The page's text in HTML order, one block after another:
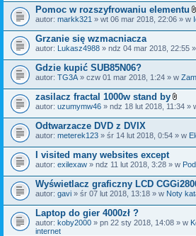
Pomoc w rozszyfrowaniu elementu
autor: markk321 » wt 06 mar 2018, 22:06 » w
Grzanie się wzmacniacza
autor: Lukasz4988 » ndz 04 mar 2018, 22:55
Gdzie kupić SUB85N06?
autor: TG3A » czw 01 mar 2018, 1:24 » w
zasilacz fractal 1000w stand by
Z
ł
c
z
i
i
autor: uzumymw46 » ndz 18 lut 2018, 11:34 »
Odtwarzacze DVD z DVIX
autor: meterek123 » śr 14 lut 2018, 0:54 » w
I visited many websites except
autor: exilexaw » ndz 11 lut 2018, 3:28 » w
Wyświetlacz graficzny LCD
autor: gavi » śr 07 lut 2018, 13:18 » w Noty
Laptop do gier 4000zł ?
autor: koby2000 » pn 22 sty 2018, 14:08 » w
internet